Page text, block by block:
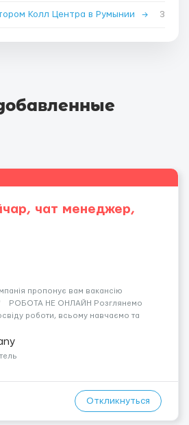
Колл Центра в Румынии → 3
чат менеджер,
пропонує вам вакансію
РОБОТА НЕ ОНЛАЙН Розглянемо
роботи, всьому навчаємо та
вам переїзд, щоб ви працювали у ...
Откликнуться